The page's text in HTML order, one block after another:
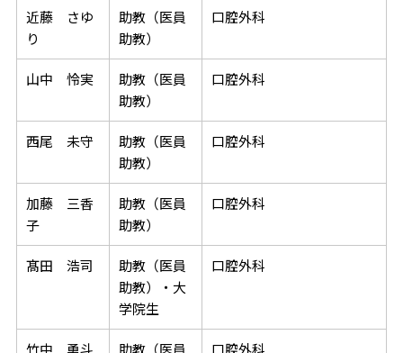
近藤 さゆ
り
助教（医員
助教）
口腔外科
山中 怜実
助教（医員
助教）
口腔外科
西尾 未守
助教（医員
助教）
口腔外科
加藤 三香
子
助教（医員
助教）
口腔外科
髙田 浩司
助教（医員
助教）・大
学院生
口腔外科
竹中 勇斗 助教（医員 口腔外科